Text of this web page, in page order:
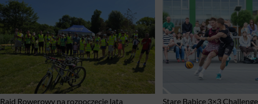
Rajd Rowerowy na rozpoczęcie lata Stare Babice 3×3